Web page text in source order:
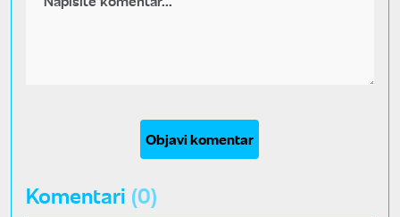
Objavi komentar
Komentari (0)